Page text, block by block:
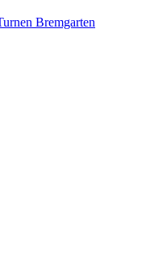
Bremgarten